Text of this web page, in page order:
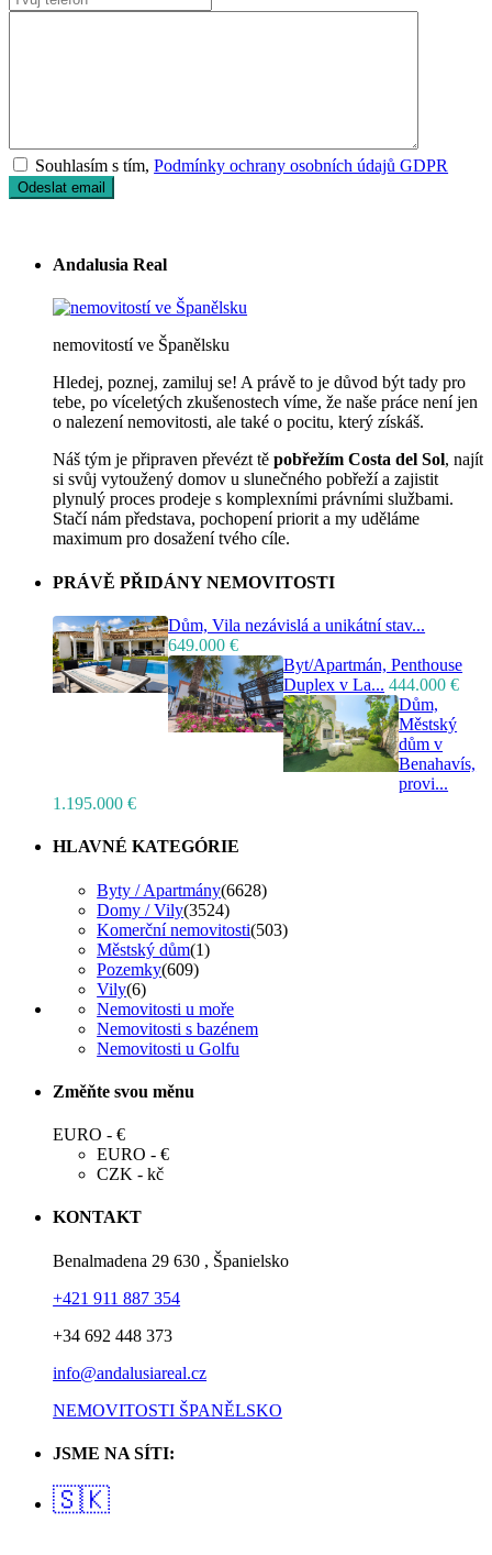
Prodej
Souhlasím s tím,Podmínky ochrany osobních údajů GDPR
Andalusia Real
nemovitostí ve Španělsku
Hledej, poznej, zamiluj se! A právě to je důvod být tady pro
tebe, po víceletých zkušenostech víme, že naše práce není jen
o nalezení nemovitosti, ale také o pocitu, který získáš.
Náš tým je připraven převézt těpobřežím Costa del Sol, najít
si svůj vytoužený domov u slunečného pobřeží a zajistit
plynulý proces prodeje s komplexními právními službami.
Stačí nám představa, pochopení priorit a my uděláme
maximum pro dosažení tvého cíle.
PRÁVĚ PŘIDÁNY NEMOVITOSTI
Dům, Vila nezávislá a unikátní stav...
649.000 €
Byt/Apartmán, Penthouse
Duplex v La... 444.000 €
Dům,
Městský
dům v
Benahavís,
provi...
1.195.000 €
HLAVNÉ KATEGÓRIE
Byty / Apartmány(6628)
Domy / Vily(3524)
Komerční nemovitosti(503)
Městský dům(1)
Pozemky(609)
Vily(6)
Nemovitosti u moře
Nemovitosti s bazénem
Nemovitosti u Golfu
Změňte svou měnu
EURO - €
EURO - €
CZK - kč
KONTAKT
Benalmadena 29 630 , Španielsko
+421 911 887 354
+34 692 448 373
info@andalusiareal.cz
NEMOVITOSTI ŠPANĚLSKO
JSME NA SÍTI:
🇸🇰